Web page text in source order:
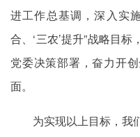
进工作总基调，深入实
合、‘三农’提升”战略目
党委决策部署，奋力开
面。
为实现以上目标，我